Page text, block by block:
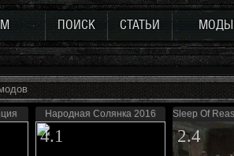
ПОИСК СТАТЬИ МОДЫ
Народная Солянка 2016
4.1
Sleep Of
2.4